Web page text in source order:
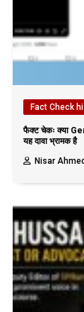
Fact Check hi
फैक्ट चेकः क्या
यह दावा भ्रामक है
Nisar